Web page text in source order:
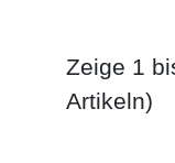
Zeige 1
Artikeln)